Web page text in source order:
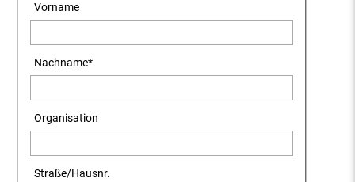
Vorname
Nachname*
Organisation
Straße/Hausnr.